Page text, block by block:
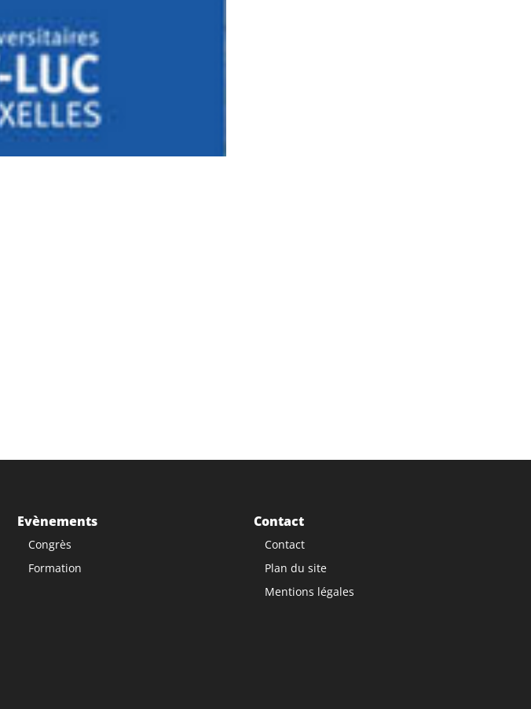
Evènements
Congrès
Formation
Contact
Contact
Plan du site
Mentions légales